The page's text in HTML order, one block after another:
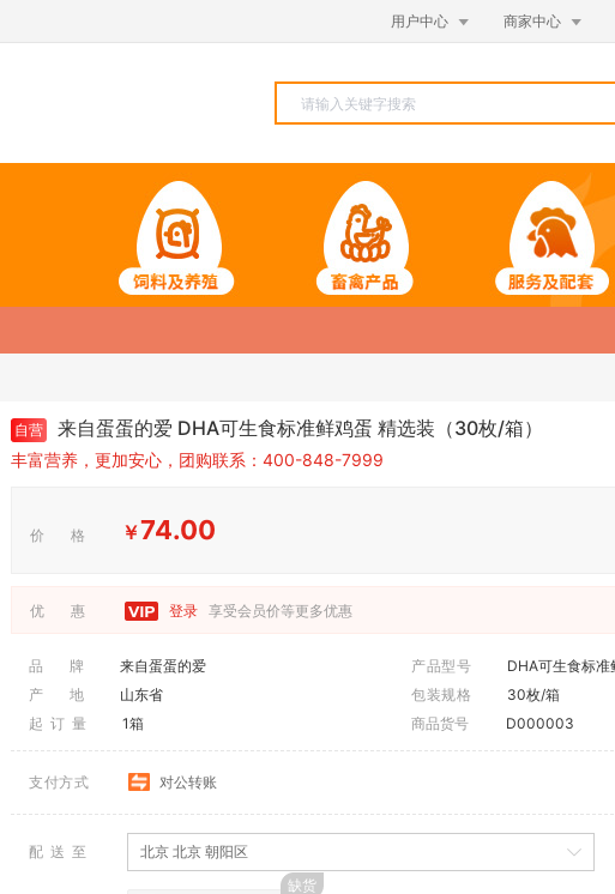
用户中心  商家中心 
自营 来自蛋蛋的爱 DHA可生食标准鲜鸡蛋 精选装（30枚/箱）
丰富营养，更加安心，团购联系：400-848-7999
价 格 ￥74.00
优 惠 登录 享受会员价等更多优惠
品 牌 来自蛋蛋的爱 产品型号
产 地
山东省 包装规格
30枚/箱
起 订 量
1箱 商品货号 D000003
支付方式 对公转账
配 送 至 北京 北京 朝阳区